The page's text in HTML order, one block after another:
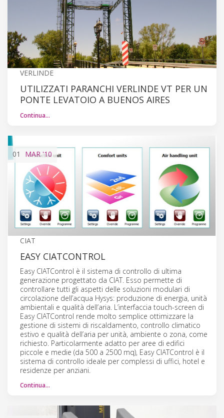
VERLINDE
UTILIZZATI PARANCHI VERLINDE VT PER UN
PONTE LEVATOIO A BUENOS AIRES
Continua…
01 MAR'10
CIAT
EASY CIATCONTROL
Easy CIATControl è il sistema di controllo di ultima
generazione progettato da CIAT. Esso permette di
controllare tutti gli aspetti delle soluzioni modulari di
circolazione dell’acqua Hysys: produzione di energia, unità
ambientali e qualità dell’aria. L’interfaccia touch-screen di
Easy CIATControl rende molto semplice ottimizzare la
gestione di sistemi di riscaldamento, controllo climatico
estivo e qualità dell’aria per unità, ambiente o zona, come
richiesto. Particolarmente adatto per aree di edifici
piccole e medie (da 500 a 2500 mq), Easy CIATControl è il
sistema di controllo ideale per complessi di uffici, hotel e
residenze per anziani.
Continua…